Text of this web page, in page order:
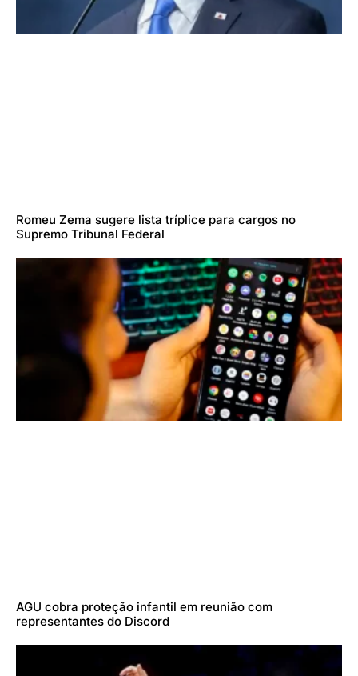
Romeu Zema sugere lista tríplice para cargos no
Supremo Tribunal Federal
AGU cobra proteção infantil em reunião com
representantes do Discord